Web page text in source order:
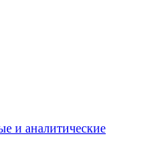
и аналитические